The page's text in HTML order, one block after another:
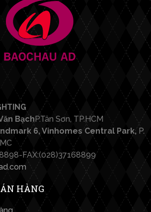
Bạch P.Tân Sơn, TP.HCM
6, Vinhomes Central Park, P.
FAX:(028)37168899
HÀNG